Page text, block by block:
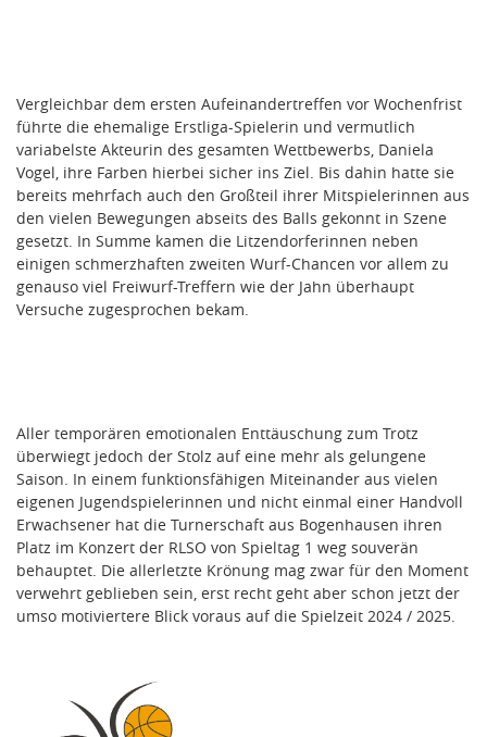
Vergleichbar dem ersten Aufeinandertreffen vor Wochenfrist
führte die ehemalige Erstliga-Spielerin und vermutlich
variabelste Akteurin des gesamten Wettbewerbs, Daniela
Vogel, ihre Farben hierbei sicher ins Ziel. Bis dahin hatte sie
bereits mehrfach auch den Großteil ihrer Mitspielerinnen aus
den vielen Bewegungen abseits des Balls gekonnt in Szene
gesetzt. In Summe kamen die Litzendorferinnen neben
einigen schmerzhaften zweiten Wurf-Chancen vor allem zu
genauso viel Freiwurf-Treffern wie der Jahn überhaupt
Versuche zugesprochen bekam.
Aller temporären emotionalen Enttäuschung zum Trotz
überwiegt jedoch der Stolz auf eine mehr als gelungene
Saison. In einem funktionsfähigen Miteinander aus vielen
eigenen Jugendspielerinnen und nicht einmal einer Handvoll
Erwachsener hat die Turnerschaft aus Bogenhausen ihren
Platz im Konzert der RLSO von Spieltag 1 weg souverän
behauptet. Die allerletzte Krönung mag zwar für den Moment
verwehrt geblieben sein, erst recht geht aber schon jetzt der
umso motiviertere Blick voraus auf die Spielzeit 2024 / 2025.